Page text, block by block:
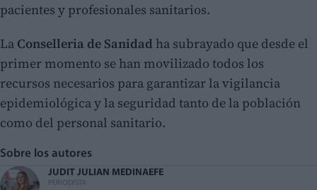
pacientes y profesionales sanitarios.
La Conselleria de Sanidad ha subrayado que desde el
primer momento se han movilizado todos los
recursos necesarios para garantizar la vigilancia
epidemiológica y la seguridad tanto de la población
como del personal sanitario.
Sobre los autores
JUDIT JULIAN MEDINA
PERIODISTA
EFE